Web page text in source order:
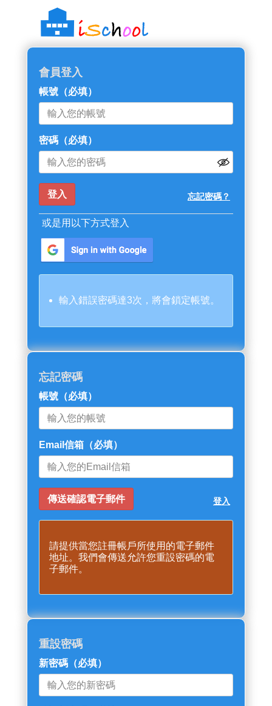
::: 跳過主導覽區塊
會員登入
帳號 （必填）
密碼 （必填）
忘記密碼？
或是用以下方式登入
輸入錯誤密碼達3次，將會鎖定帳號。
忘記密碼
帳號 （必填）
Email信箱 （必填）
登入
請提供當您註冊帳戶所使用的電子郵件
地址。我們會傳送允許您重設密碼的電
子郵件。
重設密碼
新密碼 （必填）